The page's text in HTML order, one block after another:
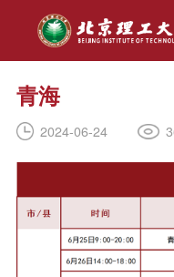
青海
2024-06-24